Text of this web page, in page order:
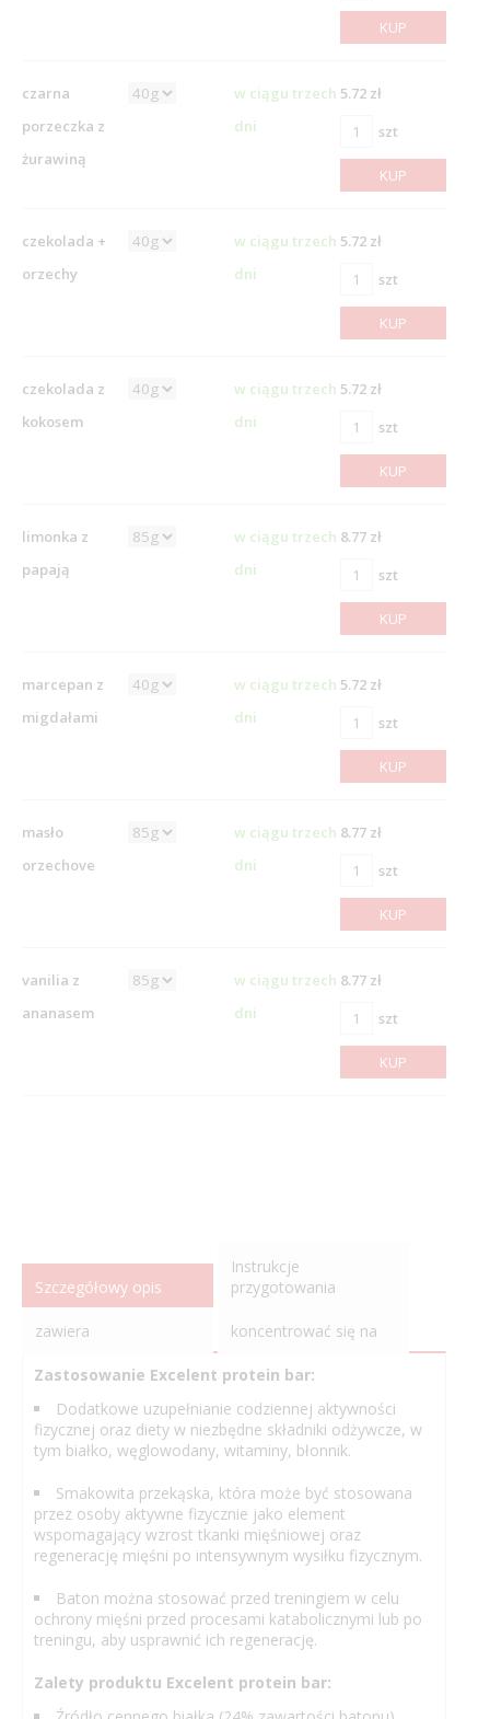
KUP
czarna
porzeczka z
żurawiną
w ciągu trzech
dni
5.72 zł
szt
KUP
czekolada +
orzechy
w ciągu trzech
dni
5.72 zł
szt
KUP
czekolada z
kokosem
w ciągu trzech
dni
5.72 zł
szt
KUP
limonka z
papają
w ciągu trzech
dni
8.77 zł
szt
KUP
marcepan z
migdałami
w ciągu trzech
dni
5.72 zł
szt
KUP
masło
orzechove
w ciągu trzech
dni
8.77 zł
szt
KUP
vanilia z
ananasem
w ciągu trzech
dni
8.77 zł
szt
KUP
Szczegółowy opis
Instrukcje
przygotowania
zawiera koncentrować się na
Zastosowanie Excelent protein bar:
Dodatkowe uzupełnianie codziennej aktywności
fizycznej oraz diety w niezbędne składniki odżywcze, w
tym białko, węglowodany, witaminy, błonnik.
Smakowita przekąska, która może być stosowana
przez osoby aktywne fizycznie jako element
wspomagający wzrost tkanki mięśniowej oraz
regenerację mięśni po intensywnym wysiłku fizycznym.
Baton można stosować przed treningiem w celu
ochrony mięśni przed procesami katabolicznymi lub po
treningu, aby usprawnić ich regenerację.
Zalety produktu Excelent protein bar: